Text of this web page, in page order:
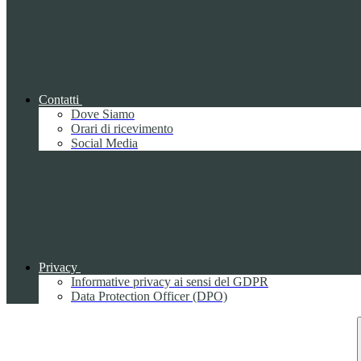
Contatti
Dove Siamo
Orari di ricevimento
Social Media
Privacy
Informative privacy ai sensi del GDPR
Data Protection Officer (DPO)